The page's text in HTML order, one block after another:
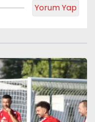
Yorum Yap